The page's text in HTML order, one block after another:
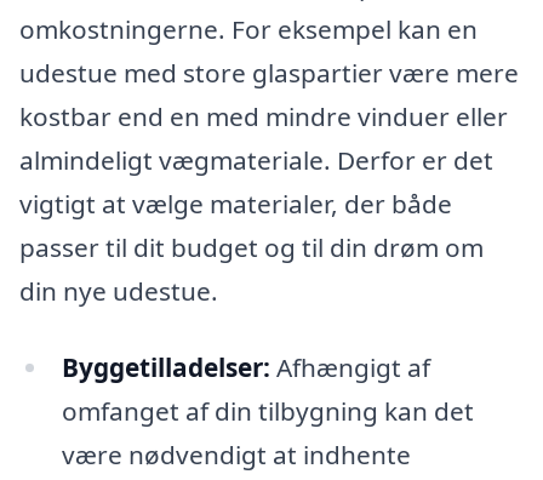
omkostningerne. For eksempel kan en
udestue med store glaspartier være mere
kostbar end en med mindre vinduer eller
almindeligt vægmateriale. Derfor er det
vigtigt at vælge materialer, der både
passer til dit budget og til din drøm om
din nye udestue.
Byggetilladelser: Afhængigt af
omfanget af din tilbygning kan det
være nødvendigt at indhente